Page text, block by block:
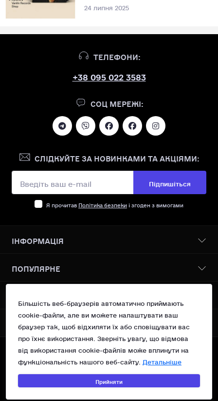
24 липня 2025
ТЕЛЕФОНИ:
+38 095 022 3583
СОЦ МЕРЕЖІ:
СЛІДКУЙТЕ ЗА НОВИНКАМИ ТА АКЦІЯМИ:
Підпишіться
Я прочитав Політика безпеки і згоден з вимогами
ІНФОРМАЦІЯ
Про нас
Доставка І оплата
Умови згоди
Повернення
Контакти
Зворотній зв’язок
Карта сайту
Акції
ПОПУЛЯРНЕ
Всі товари
Vanilin Records Service
Сучасний поп
OSNOVA Records
Україна, м.Київ вул. Рейтарська 31/16 оф 10
support@vanilin-records.com
Вт - Нд 13:00 - 19:00
Пн - Вихідний
МЕСЕНДЖЕРИ
Telegram
Viber
©Vanilin Records Shop, 2023—2026.
©WEB HAVEN&©Webvizitka
Більшість веб-браузерів автоматично приймають
cookie-файли, але ви можете налаштувати ваш
браузер так, щоб відхиляти їх або сповіщувати вас
про їхнє використання. Зверніть увагу, що відмова
від використання cookie-файлів може вплинути на
функціональність нашого веб-сайту. Детальніше
Прийняти